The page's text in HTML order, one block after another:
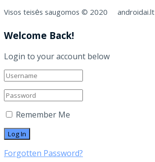
Visos teisės saugomos © 2020 androidai.lt
Welcome Back!
Login to your account below
Remember Me
Forgotten Password?